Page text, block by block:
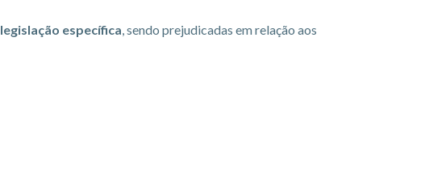
legislação específica, sendo prejudicadas em relação aos